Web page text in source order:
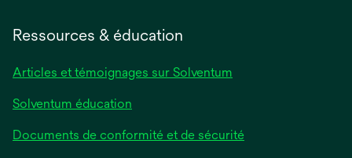
onglet
Ressources & éducation
Articles et témoignages sur Solventum
Solventum éducation
Documents de conformité et de sécurité